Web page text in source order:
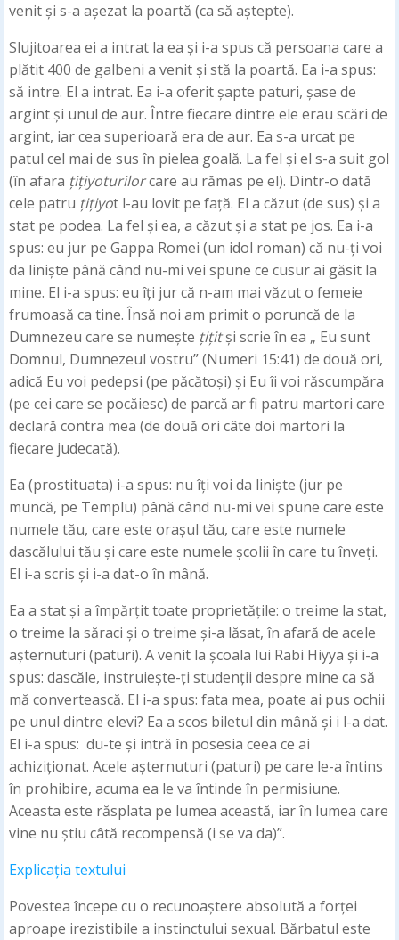
venit și s-a așezat la poartă (ca să aștepte).
Slujitoarea ei a intrat la ea și i-a spus că persoana care a
plătit 400 de galbeni a venit și stă la poartă. Ea i-a spus:
să intre. El a intrat. Ea i-a oferit șapte paturi, șase de
argint și unul de aur. Între fiecare dintre ele erau scări de
argint, iar cea superioară era de aur. Ea s-a urcat pe
patul cel mai de sus în pielea goală. La fel și el s-a suit gol
(în afara țițiyoturilorcare au rămas pe el). Dintr-o dată
cele patru țițiyot l-au lovit pe față. El a căzut (de sus) și a
stat pe podea. La fel și ea, a căzut și a stat pe jos. Ea i-a
spus: eu jur pe Gappa Romei (un idol roman) că nu-ți voi
da liniște până când nu-mi vei spune ce cusur ai găsit la
mine. El i-a spus: eu îți jur că n-am mai văzut o femeie
frumoasă ca tine. Însă noi am primit o poruncă de la
Dumnezeu care se numește țițitși scrie în ea „ Eu sunt
Domnul, Dumnezeul vostru” (Numeri 15:41) de două ori,
adică Eu voi pedepsi (pe păcătoși) și Eu îi voi răscumpăra
(pe cei care se pocăiesc) de parcă ar fi patru martori care
declară contra mea (de două ori câte doi martori la
fiecare judecată).
Ea (prostituata) i-a spus: nu îți voi da liniște (jur pe
muncă, pe Templu) până când nu-mi vei spune care este
numele tău, care este orașul tău, care este numele
dascălului tău și care este numele școlii în care tu înveți.
El i-a scris și i-a dat-o în mână.
Ea a stat și a împărțit toate proprietățile: o treime la stat,
o treime la săraci și o treime și-a lăsat, în afară de acele
așternuturi (paturi). A venit la școala lui Rabi Hiyya și i-a
spus: dascăle, instruiește-ți studenții despre mine ca să
mă convertească. El i-a spus: fata mea, poate ai pus ochii
pe unul dintre elevi? Ea a scos biletul din mână și i l-a dat.
El i-a spus: du-te și intră în posesia ceea ce ai
achiziționat. Acele așternuturi (paturi) pe care le-a întins
în prohibire, acuma ea le va întinde în permisiune.
Aceasta este răsplata pe lumea această, iar în lumea care
vine nu știu câtă recompensă (i se va da)”.
Explicația textului
Povestea începe cu o recunoaștere absolută a forței
aproape irezistibile a instinctului sexual. Bărbatul este